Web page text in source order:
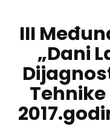
III
„Dani
Tehnike